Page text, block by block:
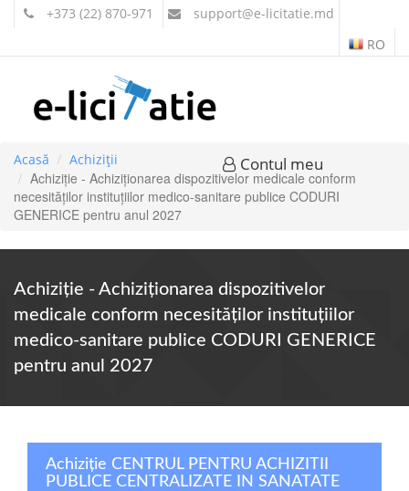
+373 (22) 870-971 support@e-licitatie.md
RO
Contul meu
Acasă Achiziții
Achiziție - Achiziționarea dispozitivelor medicale conform
necesităților instituțiilor medico-sanitare publice CODURI
GENERICE pentru anul 2027
Achiziție - Achiziționarea dispozitivelor
medicale conform necesităților instituțiilor
medico-sanitare publice CODURI GENERICE
pentru anul 2027
Achiziție CENTRUL PENTRU ACHIZITII
PUBLICE CENTRALIZATE IN SANATATE